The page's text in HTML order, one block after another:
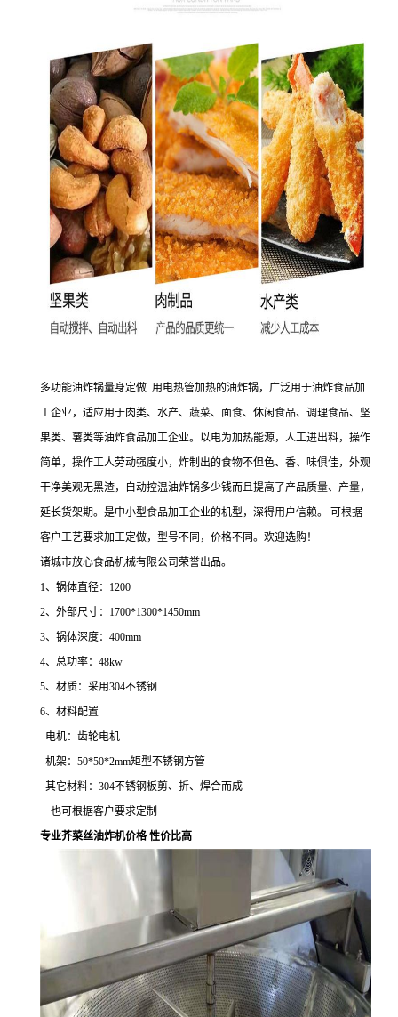
多功能油炸锅量身定做 用电热管加热的油炸锅，广泛用于油炸食品加
工企业，适应用于肉类、水产、蔬菜、面食、休闲食品、调理食品、坚
果类、薯类等油炸食品加工企业。以电为加热能源，人工进出料，操作
简单，操作工人劳动强度小，炸制出的食物不但色、香、味俱佳，外观
干净美观无黑渣，自动控温油炸锅多少钱而且提高了产品质量、产量，
延长货架期。是中小型食品加工企业的机型，深得用户信赖。 可根据
客户工艺要求加工定做，型号不同，价格不同。欢迎选购！
诸城市放心食品机械有限公司荣誉出品。
1、锅体直径：1200
2、外部尺寸：1700*1300*1450mm
3、锅体深度：400mm
4、总功率：48kw
5、材质：采用304不锈钢
6、材料配置
电机：齿轮电机
机架：50*50*2mm矩型不锈钢方管
其它材料：304不锈钢板剪、折、焊合而成
也可根据客户要求定制
专业芥菜丝油炸机价格 性价比高